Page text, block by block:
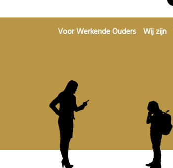
Voor Werkende Ouders Wij zijn